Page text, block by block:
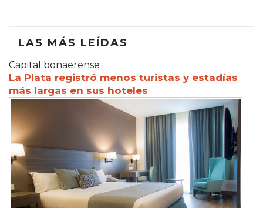
LAS MÁS LEÍDAS
Capital bonaerense
La Plata registró menos turistas y estadías
más largas en sus hoteles